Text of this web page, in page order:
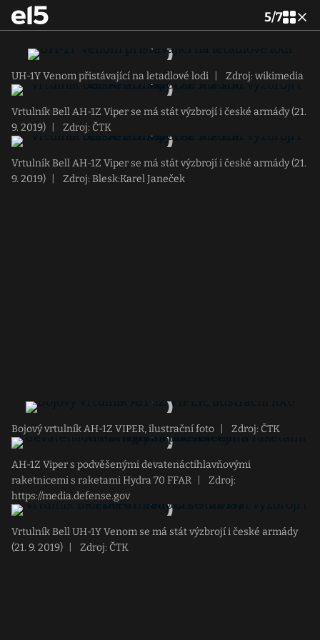
5/7
UH-1Y Venom přistávající na letadlové lodi Zdroj: wikimedia
Vrtulník Bell AH-1Z Viper se má stát výzbrojí i české armády (21.
9. 2019)
Zdroj: ČTK
Vrtulník Bell AH-1Z Viper se má stát výzbrojí i české armády (21.
9. 2019)
Zdroj: Blesk:Karel Janeček
Bojový vrtulník AH-1Z VIPER, ilustrační foto Zdroj: ČTK
AH-1Z Viper s podvěšenými devatenáctihlavňovými
raketnicemi s raketami Hydra 70 FFAR
Zdroj:
https://media.defense.gov
Vrtulník Bell UH-1Y Venom se má stát výzbrojí i české armády
(21. 9. 2019)
Zdroj: ČTK